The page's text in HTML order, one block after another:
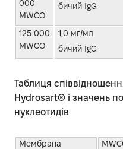
000
MWCO
бичий IgG
125 000
MWCO
1,0 мг/мл
бичий IgG
Таблиця
Hydrosart® і значень
нуклеотидів
Мембрана